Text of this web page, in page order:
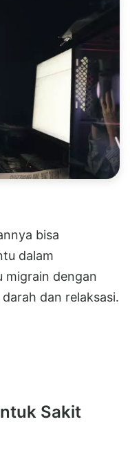
bisa
dalam
migrain dengan
dan relaksasi.
Sakit